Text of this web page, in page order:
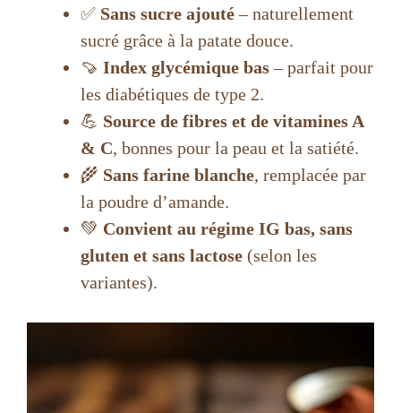
✅ Sans sucre ajouté– naturellement
sucré grâce à la patate douce.
🍠 Index glycémique bas– parfait pour
les diabétiques de type 2.
💪 Source de fibres et de vitamines A
& C, bonnes pour la peau et la satiété.
🌾 Sans farine blanche, remplacée par
la poudre d’amande.
💚 Convient au régime IG bas, sans
gluten et sans lactose (selon les
variantes).